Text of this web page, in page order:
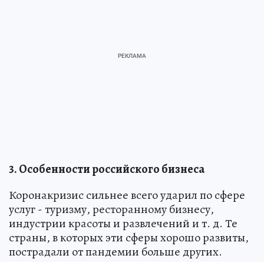
3. Особенности российского бизнеса
Коронакризис сильнее всего ударил по сфере
услуг - туризму, ресторанному бизнесу,
индустрии красоты и развлечений и т. д. Те
страны, в которых эти сферы хорошо развиты,
пострадали от пандемии больше других.